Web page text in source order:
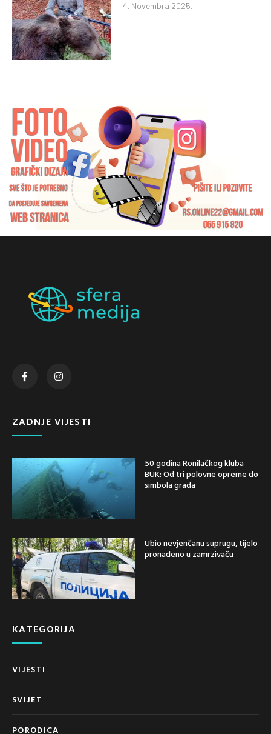
4. Novembra 2025.
ZADNJE VIJESTI
50 godina Ronilačkog kluba
BUK: Od tri polovne opreme do
simbola grada
Ubio nevjenčanu suprugu, tijelo
pronađeno u zamrzivaču
KATEGORIJA
VIJESTI
SVIJET
PORODICA